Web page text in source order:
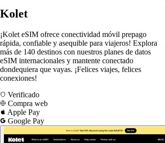
Kolet
¡Kolet eSIM ofrece conectividad móvil prepago
rápida, confiable y asequible para viajeros! Explora
más de 140 destinos con nuestros planes de datos
eSIM internacionales y mantente conectado
dondequiera que vayas. ¡Felices viajes, felices
conexiones!
Verificado
Compra web
Apple Pay
Google Pay